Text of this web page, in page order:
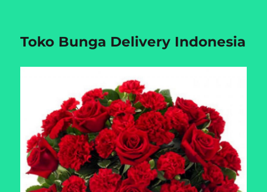
Toko Bunga Delivery Indonesia